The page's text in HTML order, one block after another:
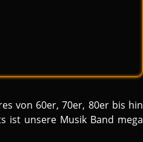
von 60er, 70er, 80er bis hin
ist unsere Musik Band mega